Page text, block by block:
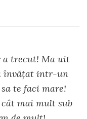
a trecut! Ma uit
învățat intr-un
te faci mare!
mai mult sub